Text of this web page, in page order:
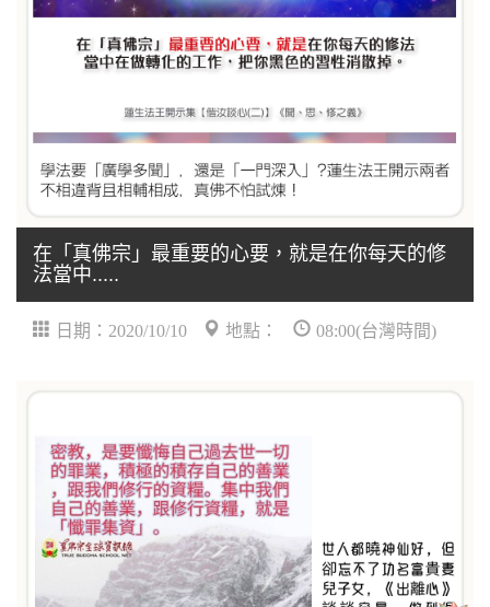
在「真佛宗」最重要的心要，就是在你每天的修
法當中.....
日期：2020/10/10 地點： 08:00(台灣時間)